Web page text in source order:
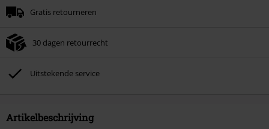
Gratis retourneren
30 dagen retourrecht
Uitstekende service
Artikelbeschrijving